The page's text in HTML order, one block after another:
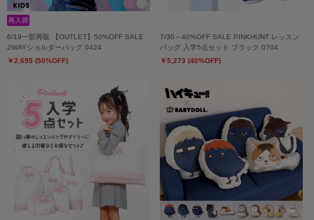
6/19一部再販 【OUTLET】50%OFF SALE
2WAYショルダーバッグ 0424
￥2,695 (50%OFF)
7/30～40%OFF SALE PINKHUNT レッスン
バッグ 入学5点セット ブラック 0704
￥5,273 (40%OFF)